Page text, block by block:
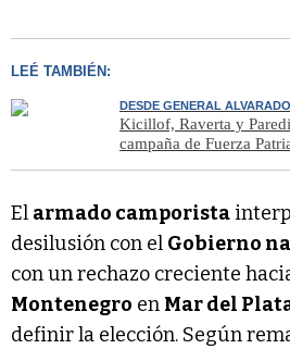
LEÉ TAMBIÉN:
DESDE GENERAL ALVARADO
Kicillof, Raverta y
campaña de Fuerza
El armado camporista
desilusión con el Gobierno
con un rechazo creciente
Montenegro en Mar del
definir la elección. Según